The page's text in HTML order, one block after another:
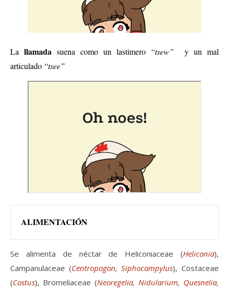
La llamada suena como un lastimero “tsew” y un mal
articulado “tsee”
ALIMENTACIÓN
Se alimenta de néctar de Heliconiaceae (Heliconia),
Campanulaceae (Centropogon,Siphocampylus), Costaceae
(Costus), Bromeliaceae (Neoregelia, Nidularium, Quesnelia,